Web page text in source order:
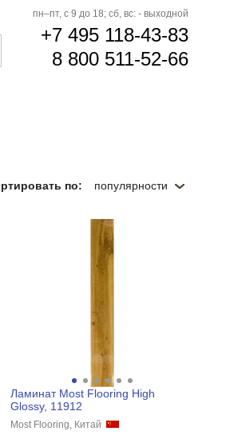
пн–пт, с 9 до 18; сб, вс: - выходной
+7 495 118-43-83
8 800 511-52-66
по: популярности
Ламинат Most Flooring High
Glossy, 11912
Most Flooring, Китай